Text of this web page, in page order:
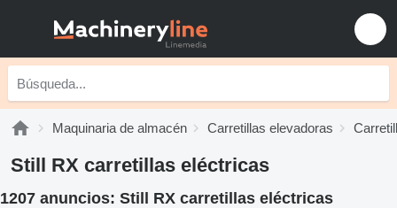
Maquinaria de almacén Carretillas elevadoras
Still RX carretillas eléctricas
1207 anuncios: Still RX carretillas eléctricas